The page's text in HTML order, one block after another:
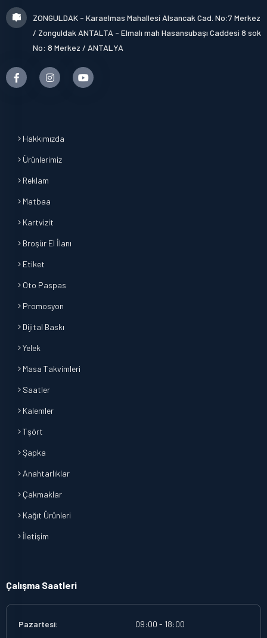
ZONGULDAK - Karaelmas Mahallesi Alsancak Cad. No:7 Merkez
/ Zonguldak ANTALTA - Elmalı mah Hasansubaşı Caddesi 8 sok
No: 8 Merkez / ANTALYA
Hakkımızda
Ürünlerimiz
Reklam
Matbaa
Kartvizit
Broşür El İlanı
Etiket
Oto Paspas
Promosyon
Dijital Baskı
Yelek
Masa Takvimleri
Saatler
Kalemler
Tşört
Şapka
Anahtarlıklar
Çakmaklar
Kağıt Ürünleri
İletişim
Çalışma Saatleri
Pazartesi:
09:00 - 18:00